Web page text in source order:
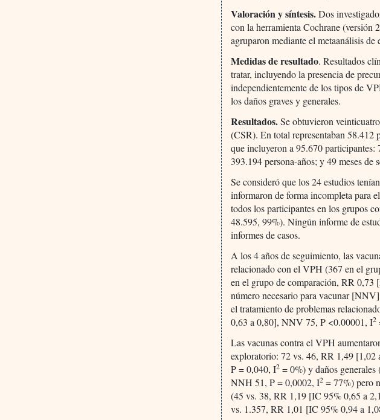
Valoración y síntesis.Dos
con la herramienta Cochrane (versión
agruparon mediante el metaanálisis de
Medidas de resultado. Resultados
tratar, incluyendo la presencia de
independientemente de los tipos de
los daños graves y generales.
Resultados.Se obtuvieron
(CSR). En total representaban 58.412
que incluyeron a 95.670
393.194 persona-años; y 49 meses de
Se consideró que los 24 estudios
informaron de forma incompleta para
todos los participantes en los grupos
48.595, 99%). Ningún informe de
informes de casos.
A los 4 años de seguimiento, las
relacionado con el VPH (367 en el
en el grupo de comparación, RR
número necesario para vacunar
el tratamiento de problemas
0,63 a 0,80], NNV 75, P <0.00001, I2
Las vacunas contra el VPH
exploratorio: 72 vs. 46, RR 1,49
P = 0,040, I2 = 0%) y daños
NNH 51, P = 0,0002, I2 = 77%) pero
(45 vs. 38, RR 1,19 [IC 95% 0,65 a
vs. 1.357, RR 1,01 [IC 95% 0,94 a